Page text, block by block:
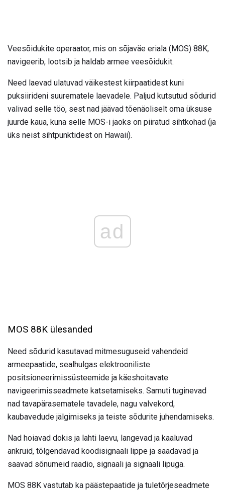
Veesõidukite operaator, mis on sõjaväe eriala (MOS) 88K,
navigeerib, lootsib ja haldab armee veesõidukit.
Need laevad ulatuvad väikestest kiirpaatidest kuni
puksiirideni suurematele laevadele. Paljud kutsutud sõdurid
valivad selle töö, sest nad jäävad tõenäoliselt oma üksuse
juurde kaua, kuna selle MOS-i jaoks on piiratud sihtkohad (ja
üks neist sihtpunktidest on Hawaii).
ad
MOS 88K ülesanded
Need sõdurid kasutavad mitmesuguseid vahendeid
armeepaatide, sealhulgas elektrooniliste
positsioneerimissüsteemide ja käeshoitavate
navigeerimisseadmete katsetamiseks. Samuti tuginevad
nad tavapärasematele tavadele, nagu valvekord,
kaubavedude jälgimiseks ja teiste sõdurite juhendamiseks.
Nad hoiavad dokis ja lahti laevu, langevad ja kaaluvad
ankruid, tõlgendavad koodisignaali lippe ja saadavad ja
saavad sõnumeid raadio, signaali ja signaali lipuga.
MOS 88K vastutab ka päästepaatide ja tuletõrjeseadmete